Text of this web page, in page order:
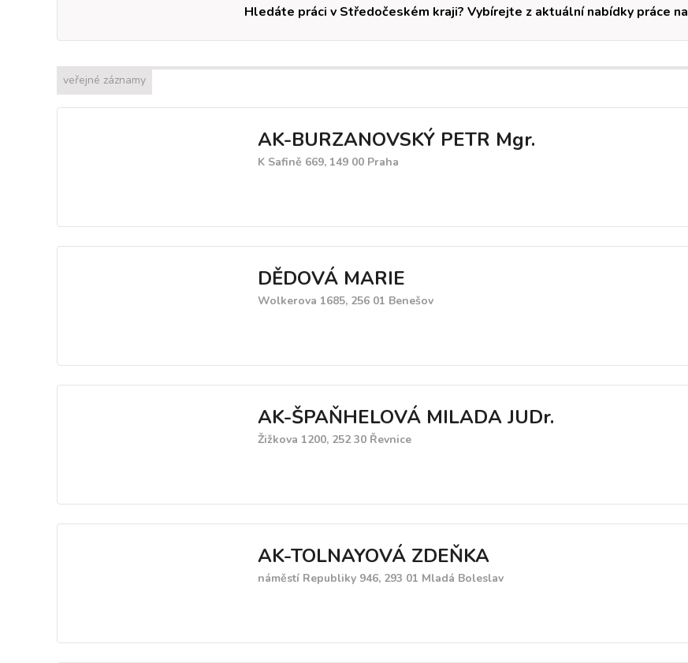
Hledáte práci v Středočeském kraji? Vybírejte z aktuální nabídky práce na
veřejné záznamy
AK-BURZANOVSKÝ PETR Mgr.
K Safině 669, 149 00 Praha
DĚDOVÁ MARIE
Wolkerova 1685, 256 01 Benešov
AK-ŠPAŇHELOVÁ MILADA JUDr.
Žižkova 1200, 252 30 Řevnice
AK-TOLNAYOVÁ ZDEŇKA
náměstí Republiky 946, 293 01 Mladá Boleslav